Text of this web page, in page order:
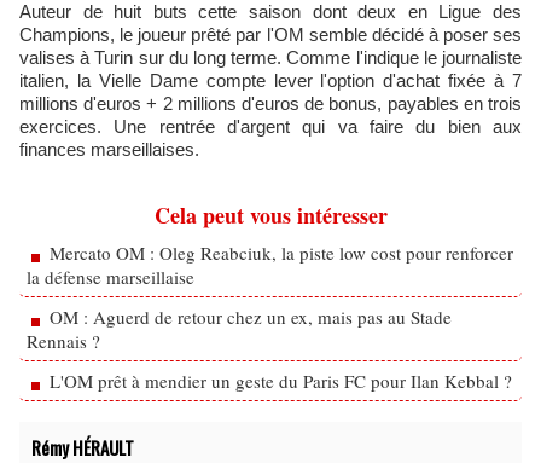
Auteur de huit buts cette saison dont deux en Ligue des
Champions, le joueur prêté par l'OM semble décidé à poser ses
valises à Turin sur du long terme. Comme l'indique le journaliste
italien, la Vielle Dame compte lever l'option d'achat fixée à 7
millions d'euros + 2 millions d'euros de bonus, payables en trois
exercices. Une rentrée d'argent qui va faire du bien aux
finances marseillaises.
Cela peut vous intéresser
Mercato OM : Oleg Reabciuk, la piste low cost pour renforcer
la défense marseillaise
OM : Aguerd de retour chez un ex, mais pas au Stade
Rennais ?
L'OM prêt à mendier un geste du Paris FC pour Ilan Kebbal ?
Rémy HÉRAULT